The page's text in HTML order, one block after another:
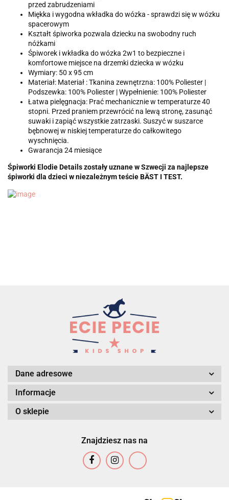
przed zabrudzeniami
Miękka i wygodna wkładka do wózka - sprawdzi się w wózku
spacerowym
Kształt śpiworka pozwala dziecku na swobodny ruch
nóżkami
Śpiworek i wkładka do wózka 2w1 to bezpieczne i
komfortowe miejsce na drzemki dziecka w wózku
Wymiary: 50 x 95 cm
Materiał: Materiał : Tkanina zewnętrzna: 100% Poliester |
Podszewka: 100% Poliester | Wypełnienie: 100% Poliester
Łatwa pielęgnacja: Prać mechanicznie w temperaturze 40
stopni. Przed praniem przewrócić na lewą stronę, zasunąć
suwaki i zapiąć wszystkie zatrzaski. Suszyć w suszarce
bębnowej w niskiej temperaturze do całkowitego
wyschnięcia.
Gwarancja 24 miesiące
Śpiworki Elodie Details zostały uznane w Szwecji za najlepsze
śpiworki dla dzieci w niezależnym teście BÄST I TEST.
Dane adresowe
Informacje
O sklepie
Znajdziesz nas na